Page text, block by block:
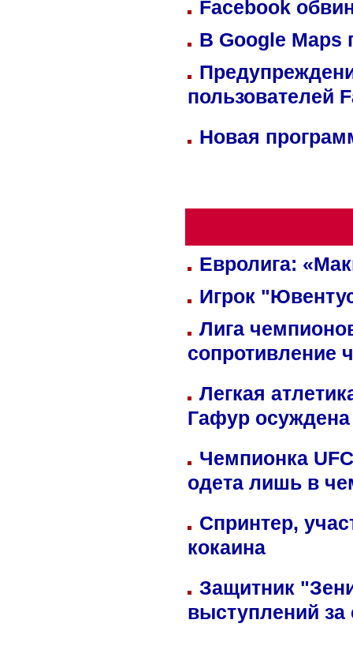
Facebook
В Google Maps
пользователей
Новая
Евролига:
Игрок
Лига
сопротивление
Легкая
Гафур осуждена
Чемпионка
одета лишь в
Спринтер,
кокаина
Защитник
выступлений